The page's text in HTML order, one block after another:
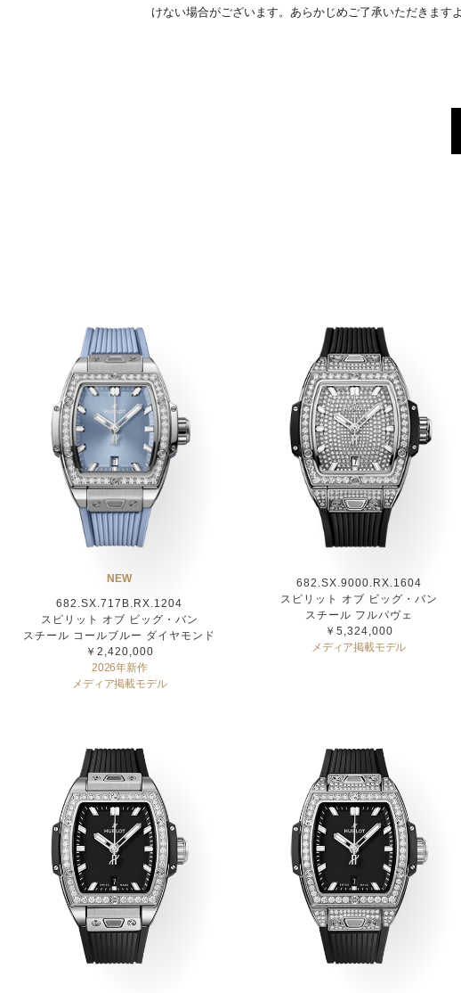
けない場合がございます。あらかじめご了承いただきます
NEW
682.SX.717B.RX.1204
スピリット オブ ビッグ・バン
スチール コールブルー ダイヤモンド
￥2,420,000
2026年新作
メディア掲載モデル
682.SX.9000.RX.1604
スピリット オブ ビッグ・バン
スチール フルパヴェ
￥5,324,000
メディア掲載モデル